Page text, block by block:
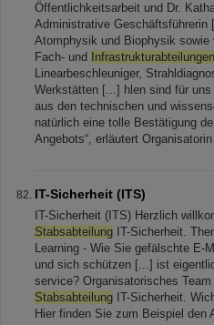
Öffentlichkeitsarbeit und Dr.
Administrative Geschäftsführerin
Atomphysik und Biophysik sowie
Fach- und
Infrastrukturabteilungen
Linearbeschleuniger,
Werkstätten [...] hlen sind für
aus den technischen und
natürlich eine tolle Bestätigung
Angebots“, erläutert Organisatorin
IT-Sicherheit (ITS)
IT-Sicherheit (ITS) Herzlich
Stabsabteilung IT-Sicherheit.
Learning - Wie Sie gefälschte E-
und sich schützen [...] ist
service? Organisatorisches
Stabsabteilung IT-Sicherheit.
Hier finden Sie zum Beispiel den